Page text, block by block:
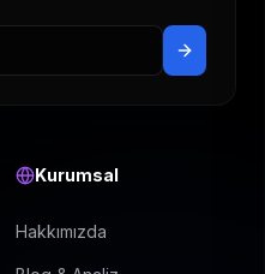
Kurumsal
Hakkımızda